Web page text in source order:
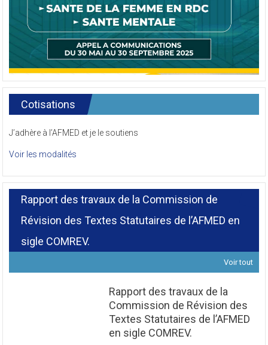
Cotisations
J’adhère à l’AFMED et je le soutiens
Voir les modalités
Rapport des travaux de la Commission de
Révision des Textes Statutaires de l’AFMED en
sigle COMREV.
Voir tout
Rapport des travaux de la
Commission de Révision des
Textes Statutaires de l’AFMED
en sigle COMREV.